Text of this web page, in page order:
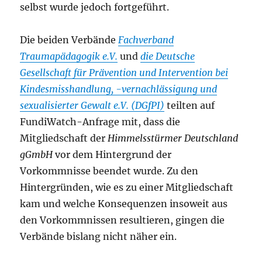
selbst wurde jedoch fortgeführt.
Die beiden Verbände Fachverband
Traumapädagogik e.V. unddie Deutsche
Gesellschaft für Prävention und Intervention bei
Kindesmisshandlung, -vernachlässigung und
sexualisierter Gewalt e.V. (DGfPI) teilten auf
FundiWatch-Anfrage mit, dass die
Mitgliedschaft der Himmelsstürmer Deutschland
gGmbHvor dem Hintergrund der
Vorkommnisse beendet wurde. Zu den
Hintergründen, wie es zu einer Mitgliedschaft
kam und welche Konsequenzen insoweit aus
den Vorkommnissen resultieren, gingen die
Verbände bislang nicht näher ein.